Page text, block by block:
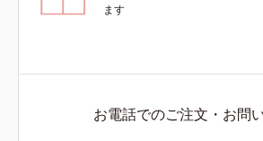
ます
お電話でのご注文・お問